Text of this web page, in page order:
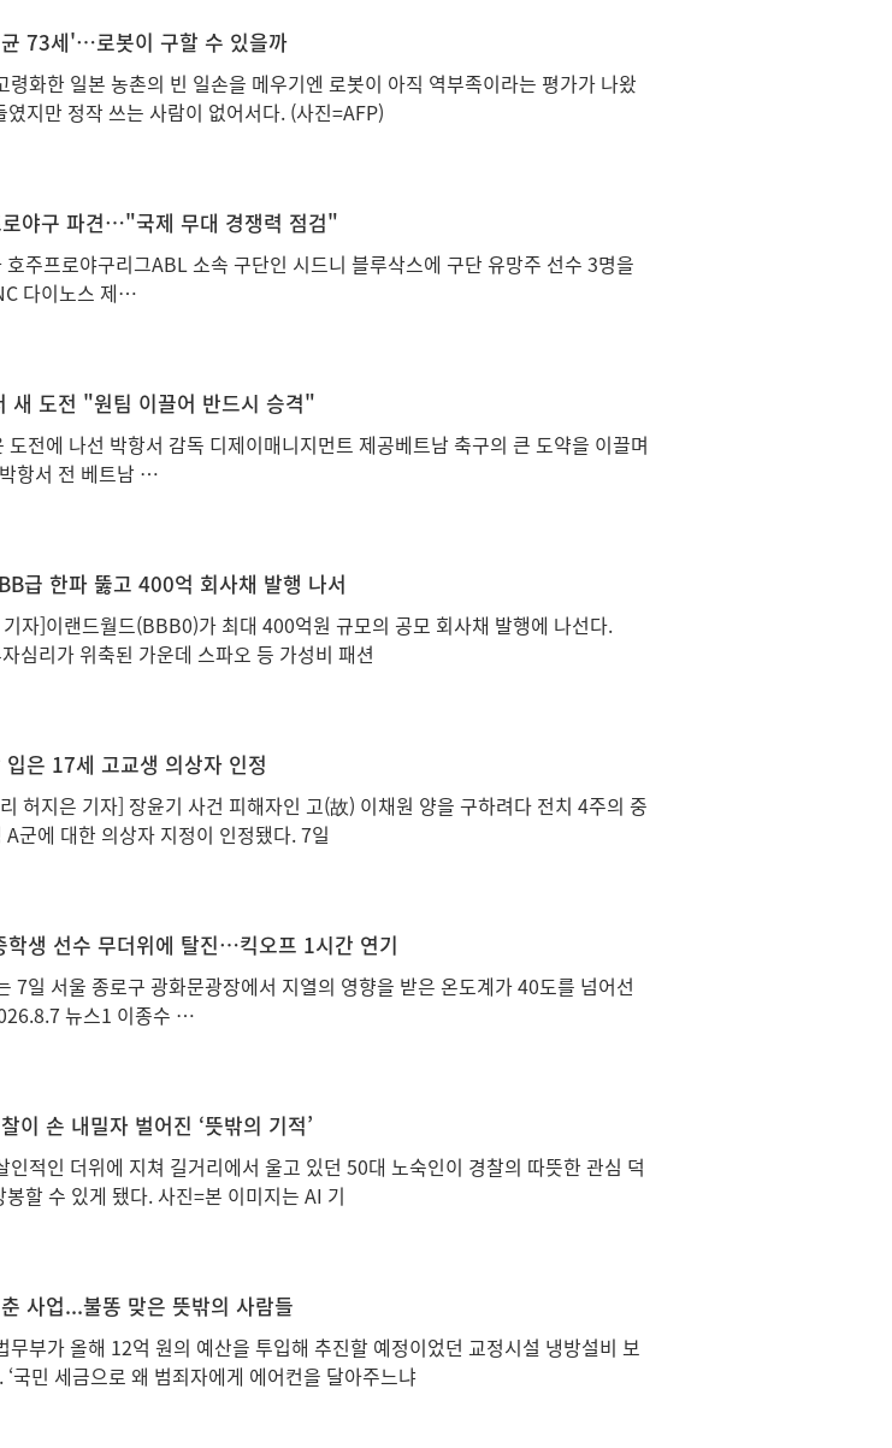
73세'…로봇이 구할 수 있을까
령화한 일본 농촌의 빈 일손을 메우기엔 로봇이 아직 역부족이라는 평가가 나왔
지만 정작 쓰는 사람이 없어서다. (사진=AFP)
야구 파견…"국제 무대 경쟁력 점검"
주프로야구리그ABL 소속 구단인 시드니 블루삭스에 구단 유망주 선수 3명을
다이노스 제…
새 도전 "원팀 이끌어 반드시 승격"
전에 나선 박항서 감독 디제이매니지먼트 제공베트남 축구의 큰 도약을 이끌며
항서 전 베트남 …
급 한파 뚫고 400억 회사채 발행 나서
자]이랜드월드(BBB0)가 최대 400억원 규모의 공모 회사채 발행에 나선다.
심리가 위축된 가운데 스파오 등 가성비 패션
은 17세 고교생 의상자 인정
허지은 기자] 장윤기 사건 피해자인 고(故) 이채원 양을 구하려다 전치 4주의 중
군에 대한 의상자 지정이 인정됐다. 7일
학생 선수 무더위에 탈진…킥오프 1시간 연기
7일 서울 종로구 광화문광장에서 지열의 영향을 받은 온도계가 40도를 넘어선
뉴스1 이종수 …
이 손 내밀자 벌어진 ‘뜻밖의 기적’
인적인 더위에 지쳐 길거리에서 울고 있던 50대 노숙인이 경찰의 따뜻한 관심 덕
할 수 있게 됐다. 사진=본 이미지는 AI 기
사업...불똥 맞은 뜻밖의 사람들
무부가 올해 12억 원의 예산을 투입해 추진할 예정이었던 교정시설 냉방설비 보
국민 세금으로 왜 범죄자에게 에어컨을 달아주느냐